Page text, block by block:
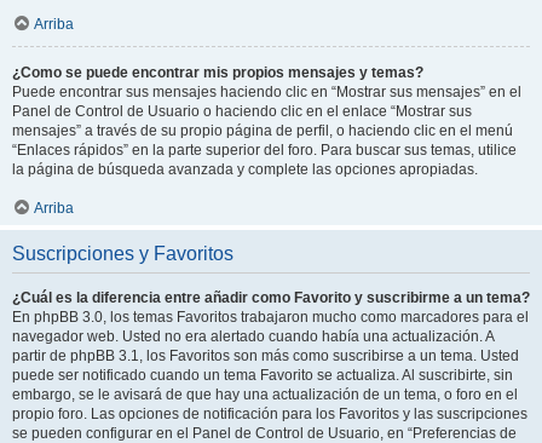
Arriba
¿Como se puede encontrar mis propios mensajes y temas?
Puede encontrar sus mensajes haciendo clic en “Mostrar sus mensajes” en el
Panel de Control de Usuario o haciendo clic en el enlace “Mostrar sus
mensajes” a través de su propio página de perfil, o haciendo clic en el menú
“Enlaces rápidos” en la parte superior del foro. Para buscar sus temas, utilice
la página de búsqueda avanzada y complete las opciones apropiadas.
Arriba
Suscripciones y Favoritos
¿Cuál es la diferencia entre añadir como Favorito y suscribirme a un tema?
En phpBB 3.0, los temas Favoritos trabajaron mucho como marcadores para el
navegador web. Usted no era alertado cuando había una actualización. A
partir de phpBB 3.1, los Favoritos son más como suscribirse a un tema. Usted
puede ser notificado cuando un tema Favorito se actualiza. Al suscribirte, sin
embargo, se le avisará de que hay una actualización de un tema, o foro en el
propio foro. Las opciones de notificación para los Favoritos y las suscripciones
se pueden configurar en el Panel de Control de Usuario, en “Preferencias de